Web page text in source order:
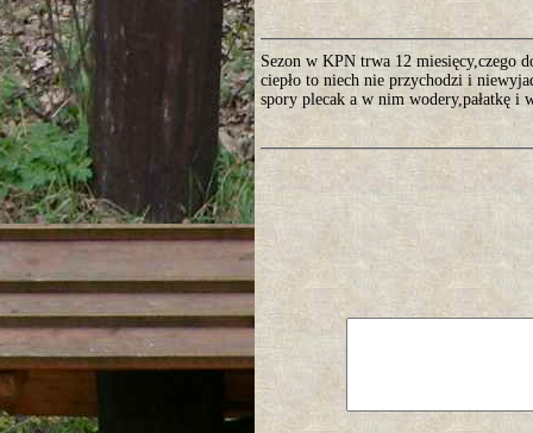
Sezon w KPN trwa 12 miesięcy,czego
ciepło to niech nie przychodzi i
spory plecak a w nim wodery,pałatkę i